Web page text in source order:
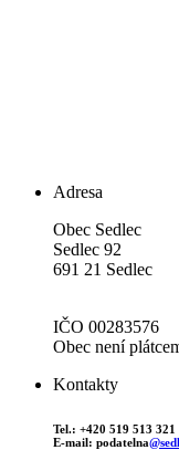
Adresa
Obec Sedlec
Sedlec 92
691 21 Sedlec
IČO 00283576
Obec není
Kontakty
Tel.: +420 519 513 321
E-mail: podatelna